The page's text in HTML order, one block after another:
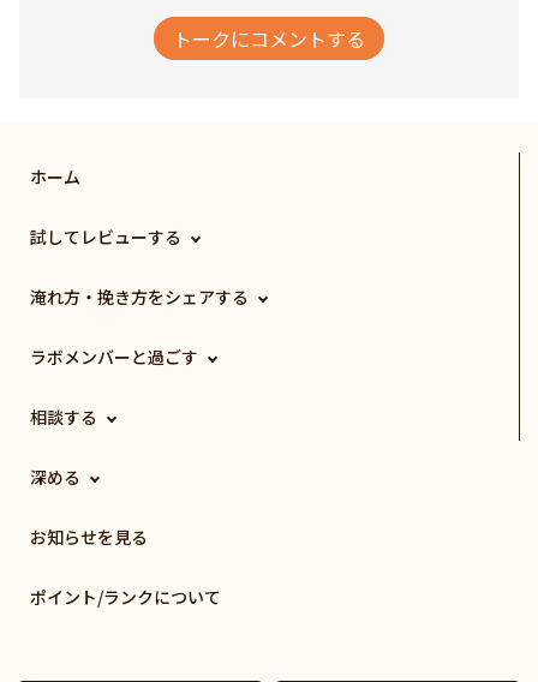
トークにコメントする
ホーム
試してレビューする
淹れ方・挽き方をシェアする
ラボメンバーと過ごす
相談する
深める
お知らせを見る
ポイント/ランクについて